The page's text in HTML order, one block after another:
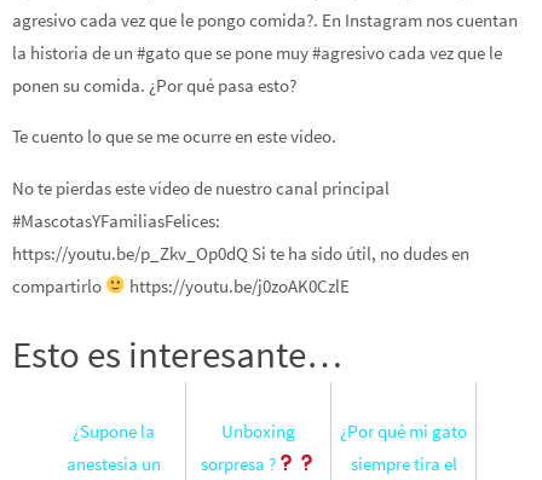
agresivo cada vez que le pongo comida?. En Instagram nos cuentan
la historia de un #gato que se pone muy #agresivo cada vez que le
ponen su comida. ¿Por qué pasa esto?
Te cuento lo que se me ocurre en este vídeo.
No te pierdas este vídeo de nuestro canal principal
#MascotasYFamiliasFelices:
https://youtu.be/p_Zkv_Op0dQ Si te ha sido útil, no dudes en
compartirlo
https://youtu.be/j0zoAK0CzlE
Esto es interesante…
¿Supone la
anestesia un
Unboxing
sorpresa ?
¿Por qué mi gato
siempre tira el